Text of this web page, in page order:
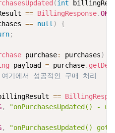
(int
== BillingResponse.OK
== null )
{
;
purchase: purchases)
payload = purchase.
기에서 성공적인 구매 처리
==
,
"onPurchasesUpdated() -
,
"onPurchasesUpdated()